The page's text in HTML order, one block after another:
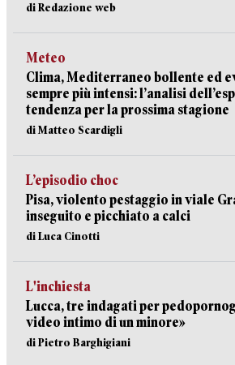
di Redazione web
Meteo
Clima, Mediterraneo bollente ed
sempre più intensi: l’analisi
tendenza per la prossima stagione
di Matteo Scardigli
L’episodio choc
Pisa, violento pestaggio in viale
inseguito e picchiato a calci
di Luca Cinotti
L'inchiesta
Lucca, tre indagati per
video intimo di un minore»
di Pietro Barghigiani